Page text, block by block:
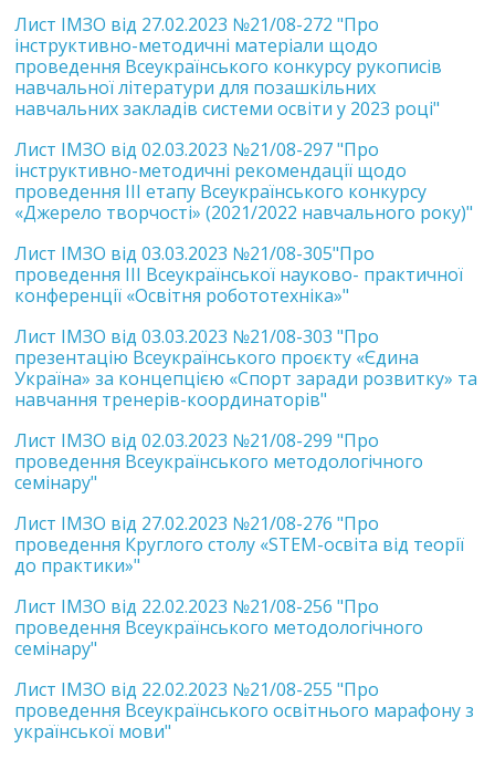
Лист ІМЗО від 27.02.2023 №21/08-272 "Про
інструктивно-методичні матеріали щодо
проведення Всеукраїнського конкурсу рукописів
навчальної літератури для позашкільних
навчальних закладів системи освіти у 2023 році"
Лист ІМЗО від 02.03.2023 №21/08-297 "Про
інструктивно-методичні рекомендації щодо
проведення ІІІ етапу Всеукраїнського конкурсу
«Джерело творчості» (2021/2022 навчального року)"
Лист ІМЗО від 03.03.2023 №21/08-305"Про
проведення IIІ Всеукраїнської науково- практичної
конференції «Освітня робототехніка»"
Лист ІМЗО від 03.03.2023 №21/08-303 "Про
презентацію Всеукраїнського проєкту «Єдина
Україна» за концепцією «Спорт заради розвитку» та
навчання тренерів-координаторів"
Лист ІМЗО від 02.03.2023 №21/08-299 "Про
проведення Всеукраїнського методологічного
семінару"
Лист ІМЗО від 27.02.2023 №21/08-276 "Про
проведення Круглого столу «STEM-освіта від теорії
до практики»"
Лист ІМЗО від 22.02.2023 №21/08-256 "Про
проведення Всеукраїнського методологічного
семінару"
Лист ІМЗО від 22.02.2023 №21/08-255 "Про
проведення Всеукраїнського освітнього марафону з
української мови"